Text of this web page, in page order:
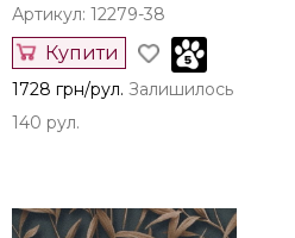
Артикул: 12279-38
Купити
1728 грн/рул. Залишилось
140 рул.